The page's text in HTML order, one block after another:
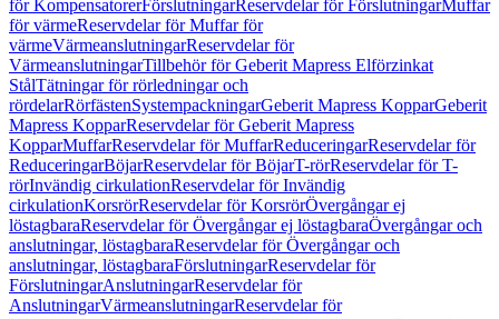
för KompensatorerFörslutningarReservdelar för FörslutningarMuffar
för värmeReservdelar för Muffar för
värmeVärmeanslutningarReservdelar för
VärmeanslutningarTillbehör för Geberit Mapress Elförzinkat
StålTätningar för rörledningar och
rördelarRörfästenSystempackningarGeberit Mapress KopparGeberit
Mapress KopparReservdelar för Geberit Mapress
KopparMuffarReservdelar för MuffarReduceringarReservdelar för
ReduceringarBöjarReservdelar för BöjarT-rörReservdelar för T-
rörInvändig cirkulationReservdelar för Invändig
cirkulationKorsrörReservdelar för KorsrörÖvergångar ej
löstagbaraReservdelar för Övergångar ej löstagbaraÖvergångar och
anslutningar, löstagbaraReservdelar för Övergångar och
anslutningar, löstagbaraFörslutningarReservdelar för
FörslutningarAnslutningarReservdelar för
AnslutningarVärmeanslutningarReservdelar för